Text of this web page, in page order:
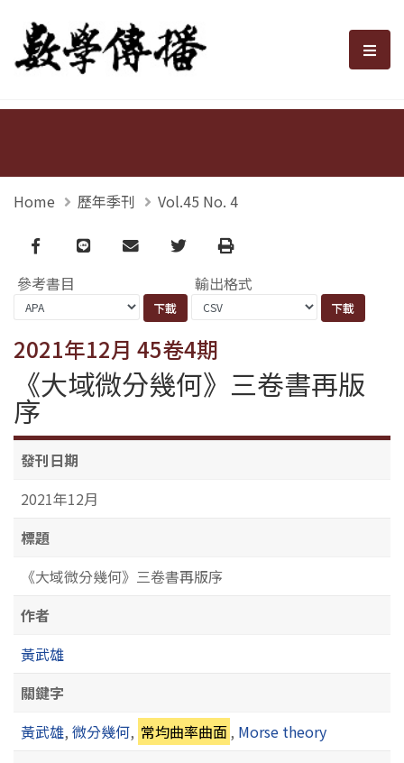
數學傳播 選
Home 歷年季刊 Vol.45 No. 4
Facebook
line email TwitterPrint
參考書目 輸出格式
2021年12月 45卷4期
《大域微分幾何》三卷書再版
序
發刊日期
2021年12月
標題
《大域微分幾何》三卷書再版序
作者
黃武雄
關鍵字
黃武雄, 微分幾何, 常均曲率曲面, Morse theory